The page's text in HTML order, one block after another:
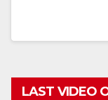
LAST VIDEO